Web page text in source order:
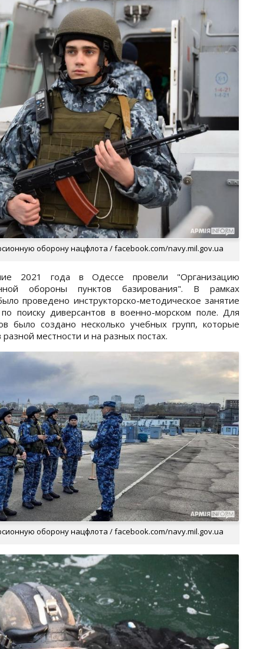
оборону нацфлота / facebook.com/navy.mil.gov.ua
2021 года в Одессе провели "Организацию
обороны пунктов базирования". В рамках
проведено инструкторско-методическое занятие
поиску диверсантов в военно-морском поле. Для
было создано несколько учебных групп, которые
местности и на разных постах.
оборону нацфлота / facebook.com/navy.mil.gov.ua